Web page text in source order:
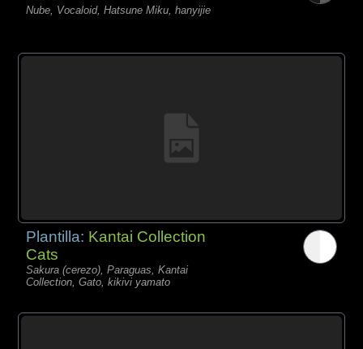
Nube, Vocaloid, Hatsune Miku, hanyijie
Plantilla: Kantai Collection
Cats
Sakura (cerezo), Paraguas, Kantai
Collection, Gato, kikivi yamato